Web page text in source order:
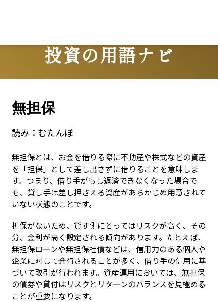
投資の用語ナビ
Terms
無担保
読み： むたんぽ
無担保とは、お金を借りる際に不動産や株式などの資産
を「担保」として差し出さずに借りることを意味しま
す。つまり、借り手がもし返済できなくなった場合で
も、貸し手は差し押さえる資産があらかじめ用意されて
いない状態のことです。
担保がないため、貸す側にとってはリスクが高く、その
分、金利が高く設定される傾向があります。たとえば、
無担保ローンや無担保社債などは、信用力のある個人や
企業に対して発行されることが多く、借り手の信用に基
づいて取引が行われます。資産運用においては、無担保
の債券や貸付はリスクとリターンのバランスを見極める
ことが重要になります。